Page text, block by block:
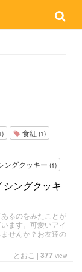
食紅 (1)
ングクッキー (1)
ングクッキ
るのをみたことが
ます。可愛いアイ
せんか？お友達の
とおこ | 377 view